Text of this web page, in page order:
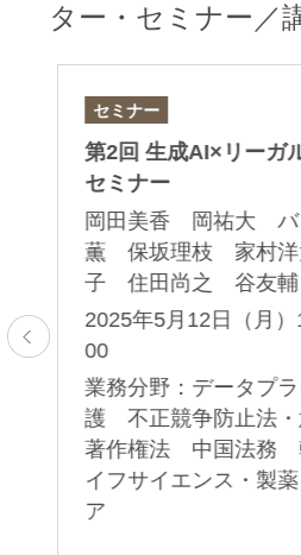
ター・セミナー／
セミナー
第2回 生成AI×リーガ
セミナー
岡田美香 岡祐大 バ
薫 保坂理枝 家村
子 住田尚之 谷友
2025年5月12日（月）
00
業務分野：データプ
護 不正競争防止法・
著作権法 中国法務
イフサイエンス・製
ア